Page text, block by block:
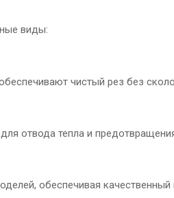
виды:
чистый рез без
отвода тепла и
обеспечивая